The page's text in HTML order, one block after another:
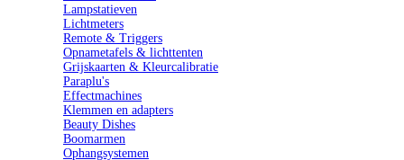
Lampstatieven
Lichtmeters
Remote & Triggers
Opnametafels & lichttenten
Grijskaarten & Kleurcalibratie
Paraplu's
Effectmachines
Klemmen en adapters
Beauty Dishes
Boomarmen
Ophangsystemen